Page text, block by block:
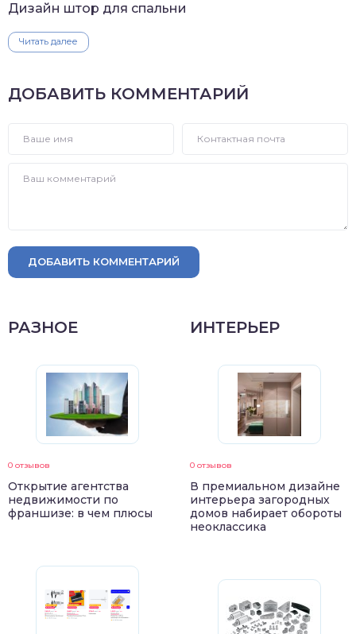
Дизайн штор для спальни
Читать далее
ДОБАВИТЬ КОММЕНТАРИЙ
ДОБАВИТЬ КОММЕНТАРИЙ
РАЗНОЕ
0 отзывов
Открытие агентства
недвижимости по
франшизе: в чем плюсы
ИНТЕРЬЕР
0 отзывов
В премиальном дизайне
интерьера загородных
домов набирает обороты
неоклассика